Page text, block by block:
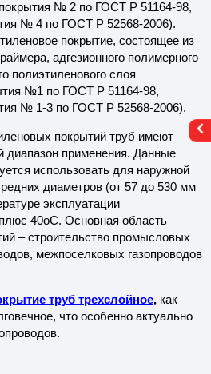
№ 2 по ГОСТ Р 51164-98,
№ 4 по ГОСТ Р 52568-2006).
покрытие, состоящее из
адгезионного полимерного
полиэтиленового слоя
№1 по ГОСТ Р 51164-98,
№ 1-3 по ГОСТ Р 52568-2006).
покрытий труб имеют
диапазон применения. Данные
использовать для наружной
диаметров (от 57 до 530 мм
эксплуатации
40оС. Основная область
– строительство промысловых
межпоселковых газопроводов
труб трехслойное, как
что особенно актуально